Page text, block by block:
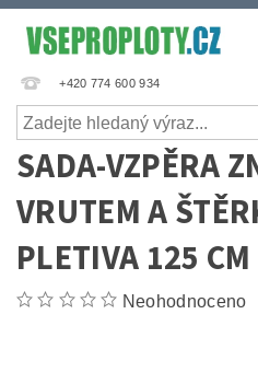
+420 774 600 934
SADA-VZPĚRA
VRUTEM A
PLETIVA 125 CM
Neohodnoceno